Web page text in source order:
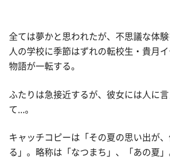
全ては夢かと思われたが、不思議な体
人の学校に季節はずれの転校生・貴月
物語が一転する。
ふたりは急接近するが、彼女には人に
て...。
キャッチコピーは「その夏の思い出が
る」。略称は「なつまち」、「あの夏」